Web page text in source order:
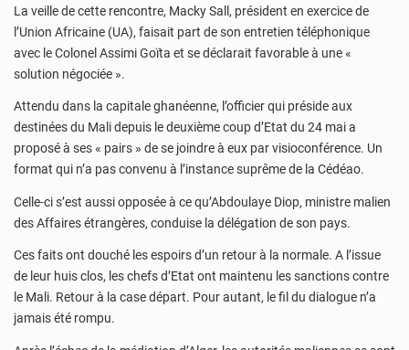
La veille de cette rencontre, Macky Sall, président en exercice de
l’Union Africaine (UA), faisait part de son entretien téléphonique
avec le Colonel Assimi Goïta et se déclarait favorable à une «
solution négociée ».
Attendu dans la capitale ghanéenne, l’officier qui préside aux
destinées du Mali depuis le deuxième coup d’Etat du 24 mai a
proposé à ses « pairs » de se joindre à eux par visioconférence. Un
format qui n’a pas convenu à l’instance suprême de la Cédéao.
Celle-ci s’est aussi opposée à ce qu’Abdoulaye Diop, ministre malien
des Affaires étrangères, conduise la délégation de son pays.
Ces faits ont douché les espoirs d’un retour à la normale. A l’issue
de leur huis clos, les chefs d’Etat ont maintenu les sanctions contre
le Mali. Retour à la case départ. Pour autant, le fil du dialogue n’a
jamais été rompu.